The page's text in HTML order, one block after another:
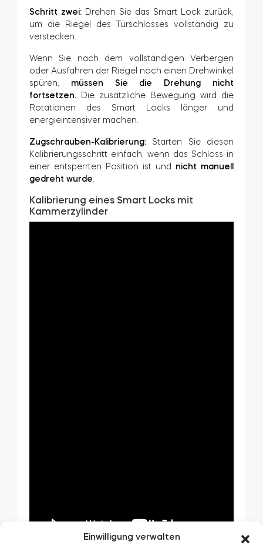
Einwilligung verwalten
Schritt zwei: Drehen Sie das Smart Lock zurück,
um die Riegel des Türschlosses vollständig zu
verstecken.
Wenn Sie nach dem vollständigen Verbergen
oder Ausfahren der Riegel noch einen Drehwinkel
spüren, müssen Sie die Drehung nicht
fortsetzen. Die zusätzliche Bewegung wird die
Rotationen des Smart Locks länger und
energieintensiver machen.
Zugschrauben-Kalibrierung: Starten Sie diesen
Kalibrierungsschritt einfach, wenn das Schloss in
einer entsperrten Position ist und nicht manuell
gedreht wurde
Kalibrierung eines Smart Locks mit
Kammerzylinder